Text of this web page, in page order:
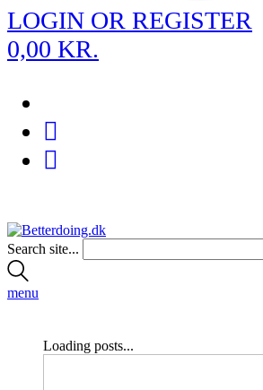
LOGIN OR REGISTER
0,00 KR.
Search site...
menu
Loading posts...